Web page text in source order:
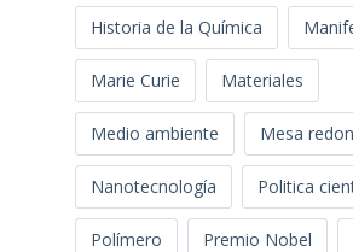
Historia de la Química
Marie Curie Materiales
Medio ambiente Mesa
Nanotecnología Politica
Polímero Premio Nobel